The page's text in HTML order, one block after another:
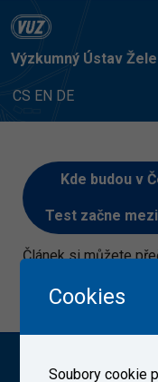
Výzkumný Ústav
CS EN DE
Kde budou v
Test začne
Článek si můžete
Výzkumný
Cookies
Soubory cookie